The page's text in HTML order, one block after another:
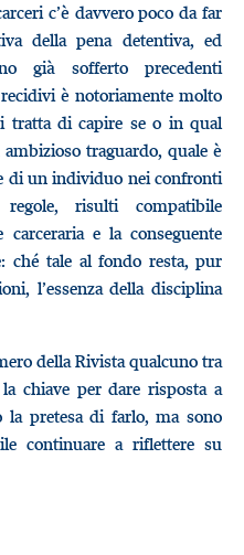
c’è davvero poco da far
della pena detentiva, ed
già sofferto precedenti
è notoriamente molto
tratta di capire se o in qual
traguardo, quale è
di un individuo nei confronti
risulti compatibile
carceraria e la conseguente
ché tale al fondo resta, pur
l’essenza della disciplina
della Rivista qualcuno tra
chiave per dare risposta a
pretesa di farlo, ma sono
continuare a riflettere su